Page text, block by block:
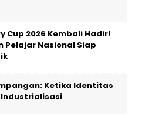
Cup 2026 Kembali Hadir!
Pelajar Nasional Siap
Ketika Identitas